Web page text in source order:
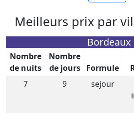
Meilleurs prix par
Bordeaux
Nombre
de nuits
Nombre
de jours
Formule
7
9 sejour